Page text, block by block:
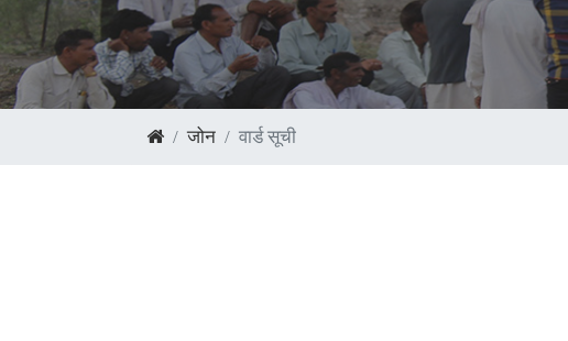
जोन वार्ड सूची